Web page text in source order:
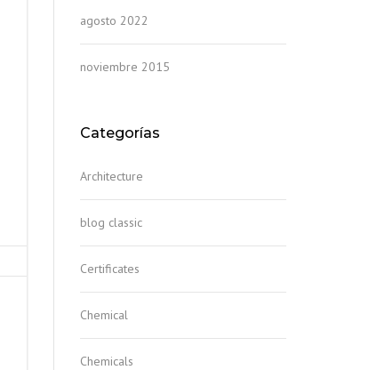
agosto 2022
noviembre 2015
Categorías
Architecture
blog classic
Certificates
Chemical
Chemicals